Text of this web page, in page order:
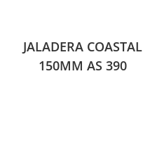
JALADERA COASTAL
150MM AS 390